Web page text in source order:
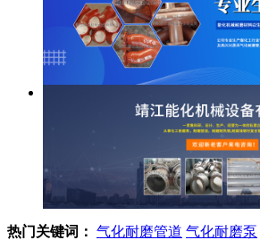
热门关键词： 气化耐磨管道 气化耐磨泵